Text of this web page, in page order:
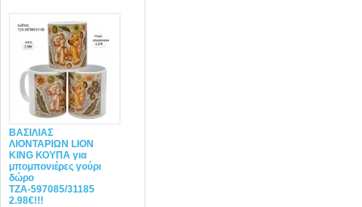
ΒΑΣΙΛΙΑΣ
ΛΙΟΝΤΑΡΙΩΝ LION
KING ΚΟΥΠΑ για
μπομπονιέρες γούρι
δώρο
ΤΖΑ-597085/31185
2.98€!!!